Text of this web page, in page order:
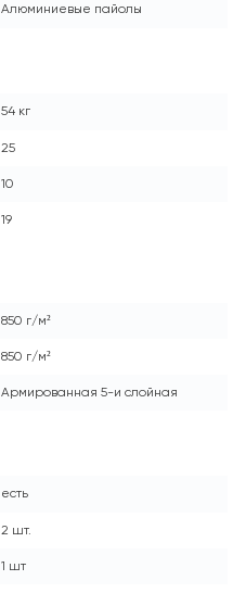
Алюминиевые пайолы
54 кг
25
10
19
850 г/м²
850 г/м²
Армированная 5-и слойная
есть
2 шт.
1 шт